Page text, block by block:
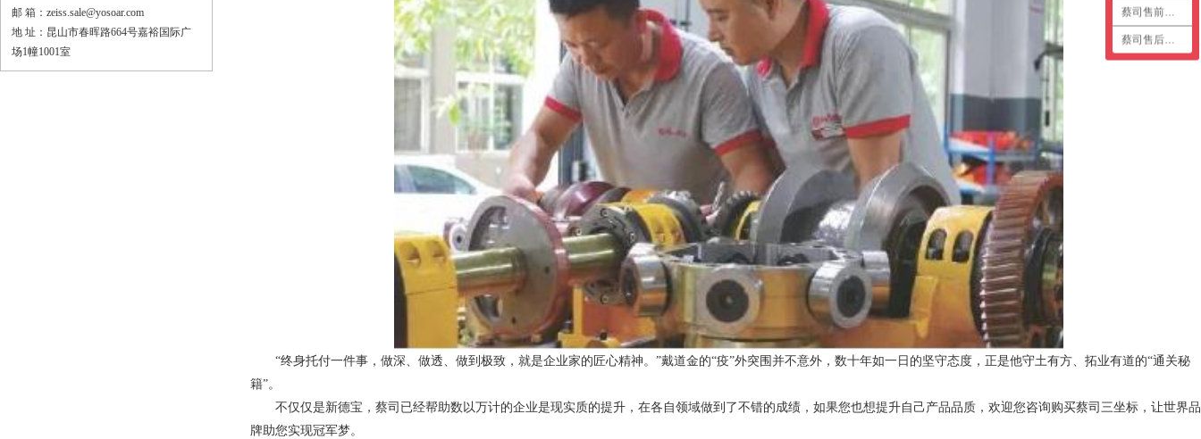
邮 箱：zeiss.sale@yosoar.com
地 址：昆山市春晖路664号嘉裕国际广
场1幢1001室
“终身托付一件事，做深、做透、做到极致，就是企业家的匠心精神。”戴道金的“疫”外突围并不意外，数十年如一日的坚守态度，正是他守土有方、拓业有道的“通关秘
籍”。
不仅仅是新德宝，蔡司已经帮助数以万计的企业是现实质的提升，在各自领域做到了不错的成绩，如果您也想提升自己产品品质，欢迎您咨询购买蔡司三坐标，让世界品
牌助您实现冠军梦。
蔡司售前咨询2
蔡司售后咨询